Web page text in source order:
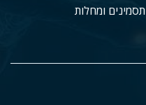
תסמינים ומחלות